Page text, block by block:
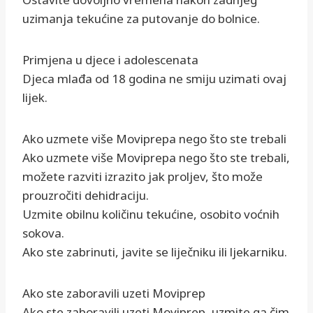
uzimanja tekućine za putovanje do bolnice.
Primjena u djece i adolescenata
Djeca mlađa od 18 godina ne smiju uzimati ovaj
lijek.
Ako uzmete više Moviprepa nego što ste trebali
Ako uzmete više Moviprepa nego što ste trebali,
možete razviti izrazito jak proljev, što može
prouzročiti dehidraciju.
Uzmite obilnu količinu tekućine, osobito voćnih
sokova.
Ako ste zabrinuti, javite se liječniku ili ljekarniku.
Ako ste zaboravili uzeti Moviprep